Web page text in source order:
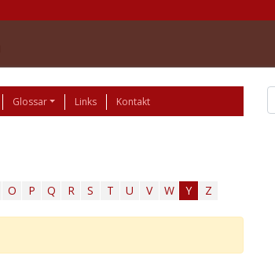
Glossar Links Kontakt
O P Q R S T U V W Y Z